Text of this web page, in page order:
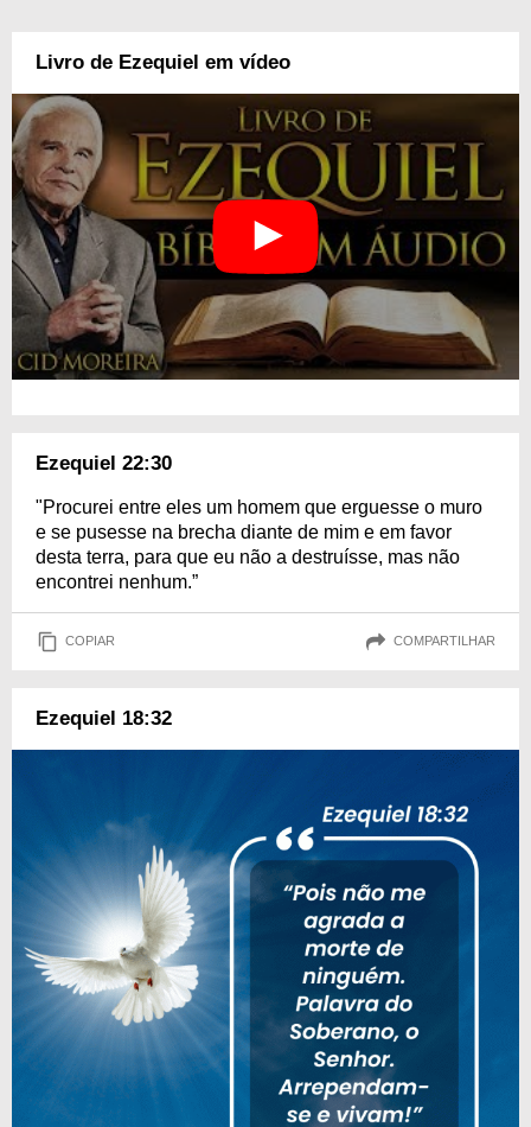
Livro de Ezequiel em vídeo
Ezequiel 22:30
"Procurei entre eles um homem que erguesse o muro
e se pusesse na brecha diante de mim e em favor
desta terra, para que eu não a destruísse, mas não
encontrei nenhum.”
COPIAR COMPARTILHAR
Ezequiel 18:32